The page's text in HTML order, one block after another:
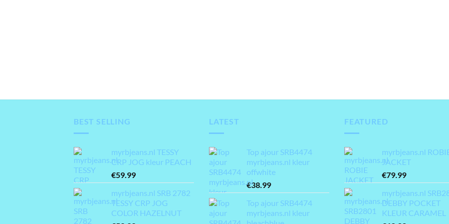
BEST SELLING
myrbjeans.nl TESSY
CRP JOG kleur PEACH
€59.99
myrbjeans.nl SRB 2782
TESSY CRP JOG
COLOR HAZELNUT
LATEST
Top ajour SRB4474
myrbjeans.nl kleur
offwhite
€38.99
Top ajour SRB4474
myrbjeans.nl kleur
FEATURED
myrbjeans.nl
JACKET
€79.99
myrbjeans.nl
DEBBY POCKET
KLEUR CARAMEL